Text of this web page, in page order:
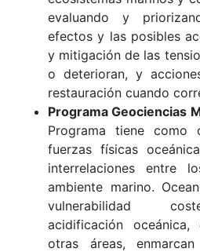
evaluando y
efectos y las posibles
y mitigación de las
o deterioran, y
restauración cuando
Programa Geociencias
Programa tiene como
fuerzas físicas
interrelaciones entre
ambiente marino.
vulnerabilidad
acidificación
otras áreas,